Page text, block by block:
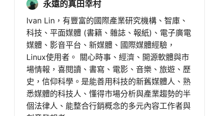
永遠的真田幸村
Ivan Lin，有豐富的國際產業研究機構、智庫、
科技、平面媒體 (書籍、雜誌、報紙)、電子廣電
媒體、影音平台、新媒體、國際媒體經驗，
Linux使用者。 關心時事、經濟、開源軟體與市
場情報，喜閱讀、書寫、電影、音樂、旅遊、歷
史，信仰科學。是能善用科技的新舊媒體人、熟
悉媒體的科技人、懂得市場分析與產業趨勢的半
個法律人、能整合行銷概念的多元內容工作者與